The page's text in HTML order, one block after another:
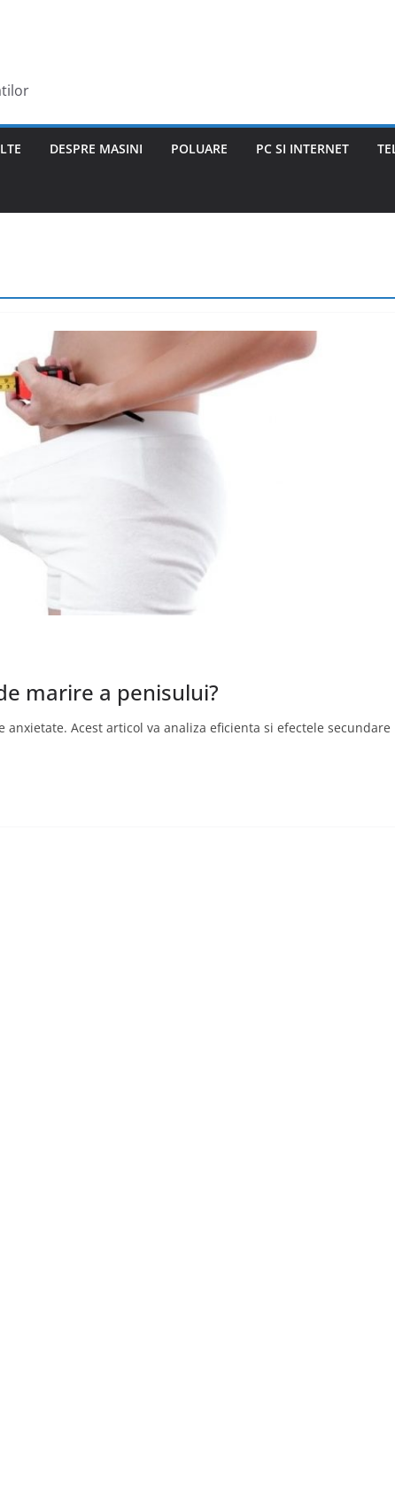
DESPRE MASINI POLUARE PC SI INTERNET
marire a penisului?
Acest articol va analiza eficienta si efectele secundare